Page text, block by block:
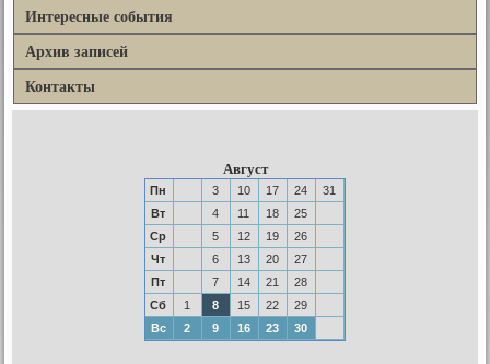
Интересные события
Архив записей
Контакты
Август
Пн 3 10 17 24
31
Вт
4 11 18
25
Ср
5 12 19
26
Чт
6 13 20
27
Пт
7 14 21
28
Сб
1 8 15 22
29
Вс
2 9 16 23 30